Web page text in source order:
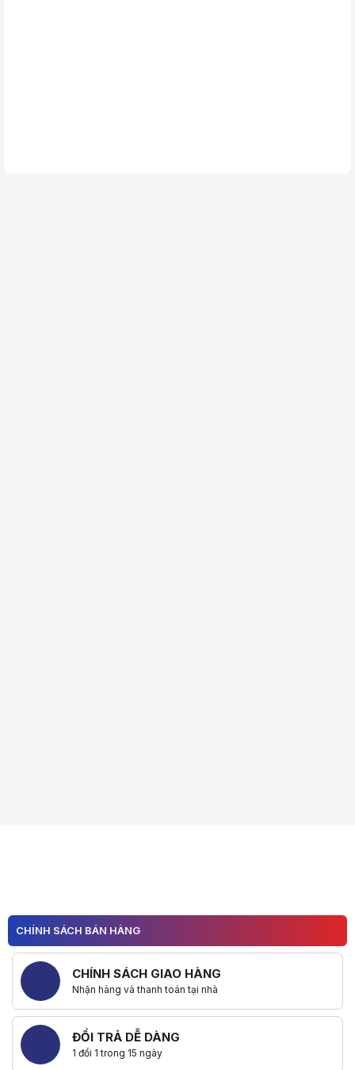
CHÍNH SÁCH BÁN HÀNG
CHÍNH SÁCH GIAO HÀNG
Nhận hàng và thanh toán tại nhà
ĐỔI TRẢ DỄ DÀNG
1 đổi 1 trong 15 ngày